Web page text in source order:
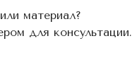
материал?
для консультации.